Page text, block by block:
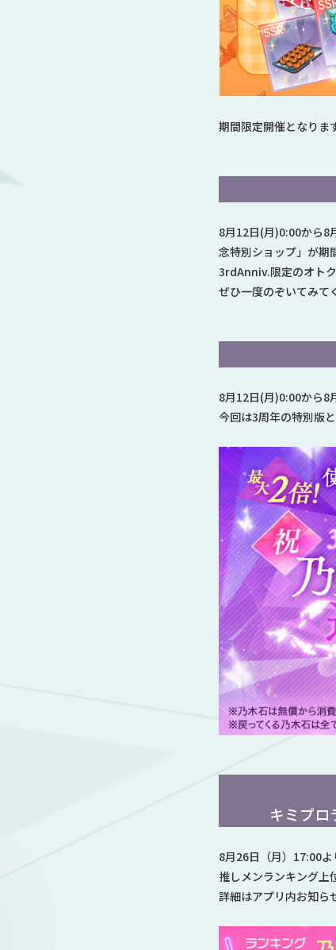
期間限定開催となりま
8月12日(月)0:00から
念特別ショップ」が期
3rdAnniv.限定のオト
ぜひ一度のぞいてみて
8月12日(月)0:00から8
今回は3周年の特別版
キミプロ
8月26日（月）17:00よ
推しメンランキング上
詳細はアプリ内お知ら